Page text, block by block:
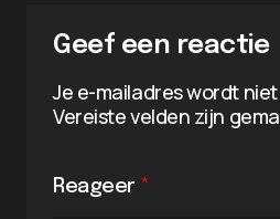
Geef een reactie
Je e-mailadres wordt
Vereiste velden zijn
Reageer *